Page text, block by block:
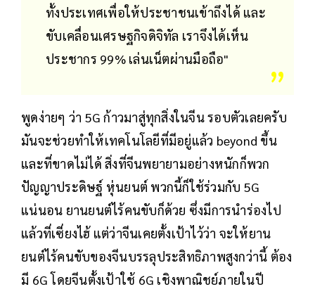
ทั้งประเทศเพื่อให้ประชาชนเข้าถึงได้ และ
ขับเคลื่อนเศรษฐกิจดิจิทัล เราจึงได้เห็น
ประชากร 99% เล่นเน็ตผ่านมือถือ"
พูดง่ายๆ ว่า 5G ก้าวมาสู่ทุกสิ่งในจีน รอบตัวเลยครับ
มันจะช่วยทำให้เทคโนโลยีที่มีอยู่แล้ว beyond ขึ้น
และที่ขาดไม่ได้ สิ่งที่จีนพยายามอย่างหนักก็พวก
ปัญญาประดิษฐ์ หุ่นยนต์ พวกนี้ก็ใช้ร่วมกับ 5G
แน่นอน ยานยนต์ไร้คนขับก็ด้วย ซึ่งมีการนำร่องไป
แล้วที่เซี่ยงไฮ้ แต่ว่าจีนเคยตั้งเป้าไว้ว่า จะให้ยาน
ยนต์ไร้คนขับของจีนบรรลุประสิทธิภาพสูงกว่านี้ ต้อง
มี 6G โดยจีนตั้งเป้าใช้ 6G เชิงพาณิชย์ภายในปี